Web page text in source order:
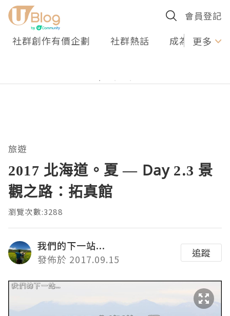
會員登記
社群創作有價企劃 社群熱話 成為U更多
旅遊
2017 北海道。夏 — Day 2.3 景
觀之路：拓真館
瀏覽次數:3288
我們的下一站...
發佈於 2017.09.15
追蹤